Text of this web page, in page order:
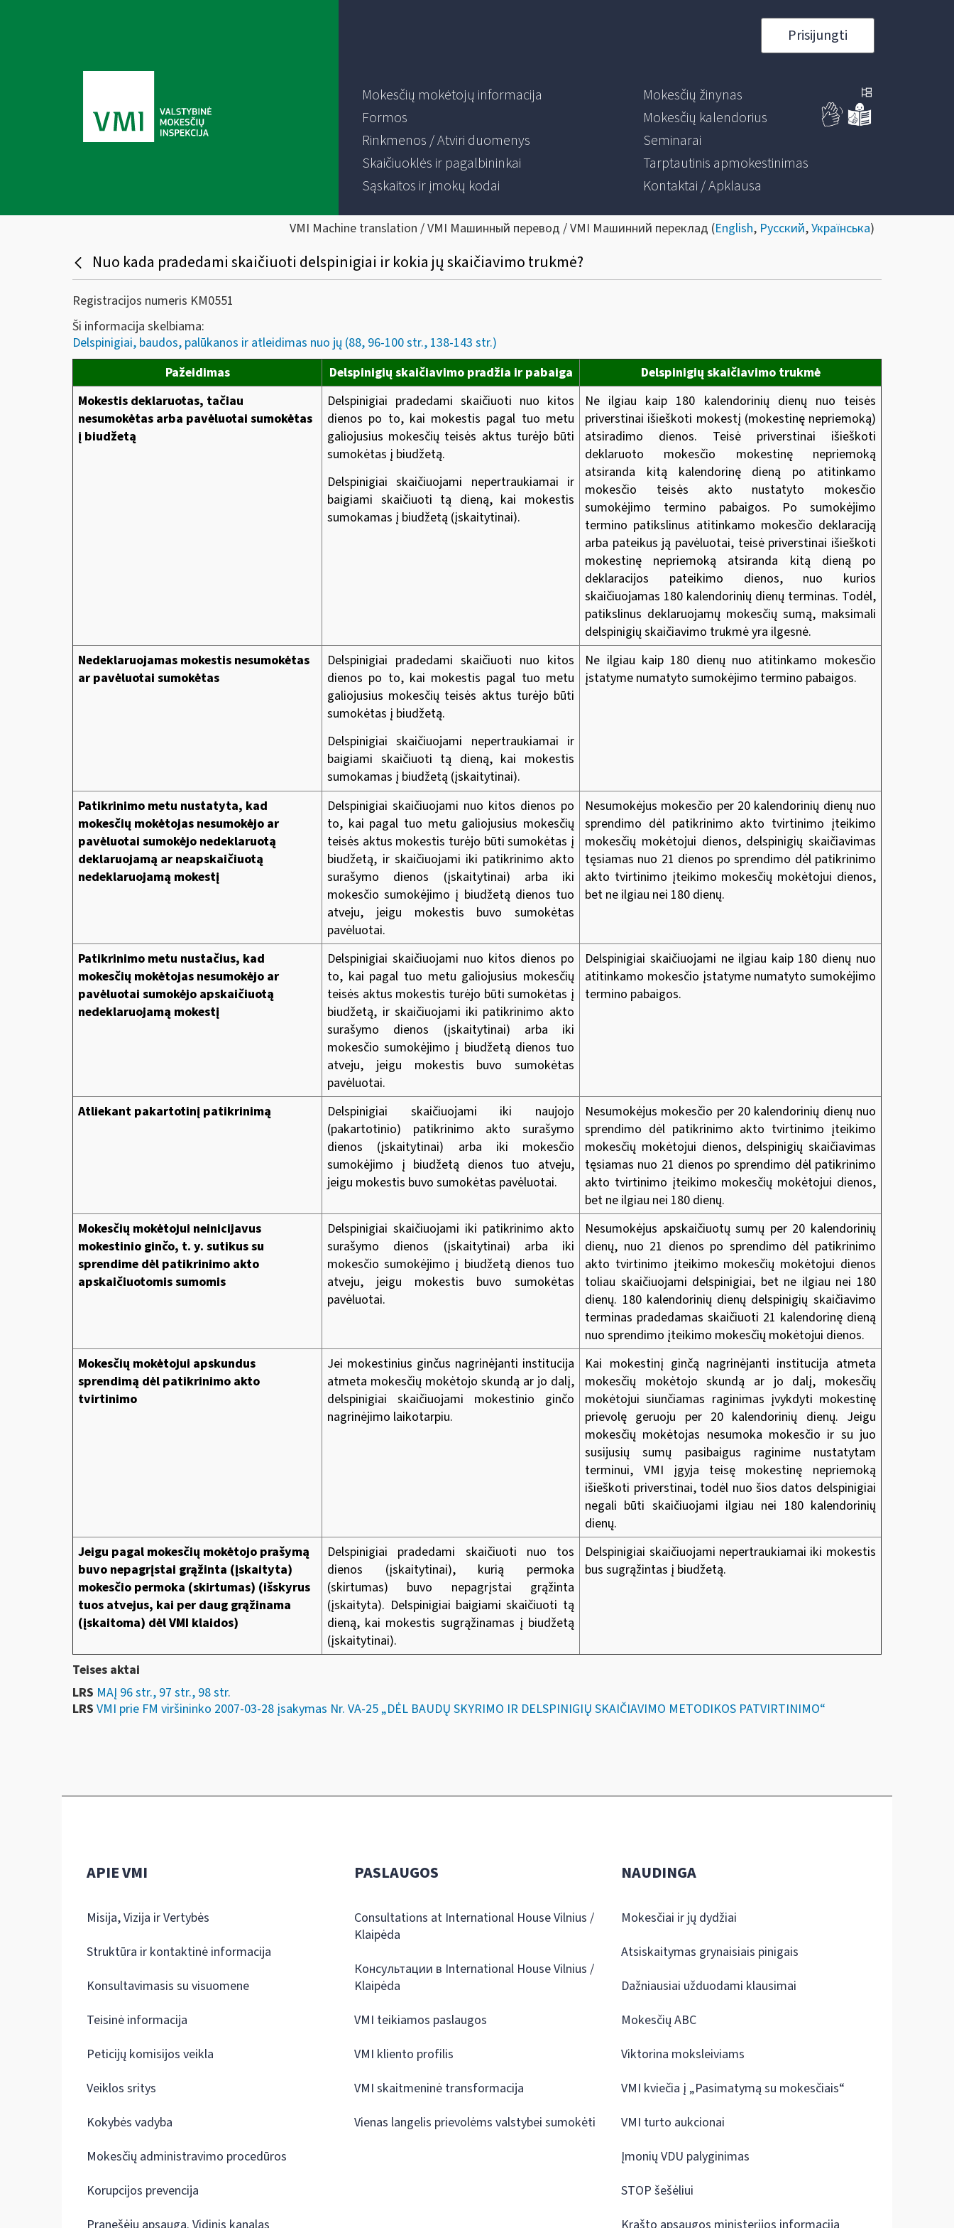
Prisijungti
Mokesčių mokėtojų informacija
Formos
Rinkmenos / Atviri duomenys
Skaičiuoklės ir pagalbininkai
Sąskaitos ir įmokų kodai
Mokesčių žinynas
Mokesčių kalendorius
Seminarai
Tarptautinis apmokestinimas
Kontaktai / Apklausa
VMI Machine translation / VMI Машинный перевод / VMI Машинний переклад (English, Русский,Українська)
Nuo kada pradedami skaičiuoti delspinigiai ir kokia jų skaičiavimo trukmė?
Registracijos numeris KM0551
Ši informacija skelbiama:
Delspinigiai, baudos, palūkanos ir atleidimas nuo jų (88, 96-100 str., 138-143 str.)
Pažeidimas
Delspinigių skaičiavimo pradžia ir pabaiga
Delspinigių skaičiavimo trukmė
Mokestis deklaruotas, tačiau
nesumokėtas arba pavėluotai sumokėtas
į biudžetą
Delspinigiai pradedami skaičiuoti nuo kitos
dienos po to, kai mokestis pagal tuo metu
galiojusius mokesčių teisės aktus turėjo būti
sumokėtas į biudžetą.
Delspinigiai skaičiuojami nepertraukiamai ir
baigiami skaičiuoti tą dieną, kai mokestis
sumokamas į biudžetą (įskaitytinai).
Ne ilgiau kaip 180 kalendorinių dienų nuo teisės
priverstinai išieškoti mokestį (mokestinę nepriemoką)
atsiradimo dienos. Teisė priverstinai išieškoti
deklaruoto mokesčio mokestinę nepriemoką
atsiranda kitą kalendorinę dieną
po atitinkamo
mokesčio teisės akto nustatyto mokesčio
sumokėjimo termino pabaigos. Po sumokėjimo
termino patikslinus atitinkamo mokesčio deklaraciją
arba pateikus ją pavėluotai, teisė priverstinai išieškoti
mokestinę nepriemoką atsiranda kitą dieną po
deklaracijos pateikimo dienos, nuo kurios
skaičiuojamas 180 kalendorinių dienų terminas. Todėl,
patikslinus deklaruojamų mokesčių sumą, maksimali
delspinigių skaičiavimo trukmė yra ilgesnė.
Nedeklaruojamas mokestis nesumokėtas
ar pavėluotai sumokėtas
Delspinigiai pradedami skaičiuoti nuo kitos
dienos po to, kai mokestis pagal tuo metu
galiojusius mokesčių teisės aktus turėjo būti
sumokėtas į biudžetą.
Delspinigiai skaičiuojami nepertraukiamai ir
baigiami skaičiuoti tą dieną, kai mokestis
sumokamas į biudžetą (įskaitytinai).
Ne ilgiau kaip 180 dienų nuo atitinkamo mokesčio
įstatyme numatyto sumokėjimo termino pabaigos.
Patikrinimo metu nustatyta, kad
mokesčių mokėtojas nesumokėjo ar
pavėluotai sumokėjo nedeklaruotą
deklaruojamą ar neapskaičiuotą
nedeklaruojamą mokestį
Delspinigiai skaičiuojami nuo kitos dienos po
to, kai pagal tuo metu galiojusius mokesčių
teisės aktus mokestis turėjo būti sumokėtas į
biudžetą, ir skaičiuojami iki patikrinimo akto
surašymo dienos (įskaitytinai) arba iki
mokesčio sumokėjimo į biudžetą dienos tuo
atveju, jeigu mokestis buvo sumokėtas
pavėluotai.
Nesumokėjus mokesčio per 20 kalendorinių dienų nuo
sprendimo dėl patikrinimo akto tvirtinimo įteikimo
mokesčių mokėtojui dienos, delspinigių skaičiavimas
tęsiamas nuo 21 dienos po sprendimo dėl patikrinimo
akto tvirtinimo įteikimo mokesčių mokėtojui dienos,
bet ne ilgiau nei 180 dienų.
Patikrinimo metu nustačius, kad
mokesčių mokėtojas nesumokėjo ar
pavėluotai sumokėjo apskaičiuotą
nedeklaruojamą mokestį
Delspinigiai skaičiuojami nuo kitos dienos po
to, kai pagal tuo metu galiojusius mokesčių
teisės aktus mokestis turėjo būti sumokėtas į
biudžetą, ir skaičiuojami iki patikrinimo akto
surašymo dienos (įskaitytinai) arba iki
mokesčio sumokėjimo į biudžetą dienos tuo
atveju, jeigu mokestis buvo sumokėtas
pavėluotai.
Delspinigiai skaičiuojami ne ilgiau kaip 180 dienų nuo
atitinkamo mokesčio įstatyme numatyto sumokėjimo
termino pabaigos.
Atliekant pakartotinį patikrinimą
Delspinigiai skaičiuojami iki naujojo
(pakartotinio) patikrinimo akto surašymo
dienos (įskaitytinai) arba iki mokesčio
sumokėjimo į biudžetą dienos tuo atveju,
jeigu mokestis buvo sumokėtas pavėluotai.
Nesumokėjus mokesčio per 20 kalendorinių dienų nuo
sprendimo dėl patikrinimo akto tvirtinimo įteikimo
mokesčių mokėtojui dienos, delspinigių skaičiavimas
tęsiamas nuo 21 dienos po sprendimo dėl patikrinimo
akto tvirtinimo įteikimo mokesčių mokėtojui dienos,
bet ne ilgiau nei 180 dienų.
Mokesčių mokėtojui neinicijavus
mokestinio ginčo, t. y. sutikus su
sprendime dėl patikrinimo akto
apskaičiuotomis sumomis
Delspinigiai skaičiuojami iki patikrinimo akto
surašymo dienos (įskaitytinai) arba iki
mokesčio sumokėjimo į biudžetą dienos tuo
atveju, jeigu mokestis buvo sumokėtas
pavėluotai.
Nesumokėjus apskaičiuotų sumų per 20 kalendorinių
dienų, nuo 21 dienos po sprendimo dėl patikrinimo
akto tvirtinimo įteikimo mokesčių mokėtojui dienos
toliau skaičiuojami delspinigiai, bet ne ilgiau nei 180
dienų. 180 kalendorinių dienų delspinigių skaičiavimo
terminas pradedamas skaičiuoti 21 kalendorinę dieną
nuo sprendimo įteikimo mokesčių mokėtojui dienos.
Mokesčių mokėtojui apskundus
sprendimą dėl patikrinimo akto
tvirtinimo
Jei mokestinius ginčus nagrinėjanti institucija
atmeta mokesčių mokėtojo skundą ar jo dalį,
delspinigiai skaičiuojami mokestinio ginčo
nagrinėjimo laikotarpiu.
Kai mokestinį ginčą nagrinėjanti institucija atmeta
mokesčių mokėtojo skundą ar jo dalį, mokesčių
mokėtojui siunčiamas raginimas įvykdyti mokestinę
prievolę geruoju per 20 kalendorinių dienų. Jeigu
mokesčių mokėtojas nesumoka mokesčio ir su juo
susijusių sumų pasibaigus raginime nustatytam
terminui, VMI įgyja teisę mokestinę nepriemoką
išieškoti priverstinai, todėl nuo šios datos delspinigiai
negali būti skaičiuojami ilgiau nei 180 kalendorinių
dienų.
Jeigu pagal mokesčių mokėtojo prašymą
buvo nepagrįstai grąžinta (įskaityta)
mokesčio permoka (skirtumas) (išskyrus
tuos atvejus, kai per daug grąžinama
(įskaitoma) dėl VMI klaidos)
Delspinigiai pradedami skaičiuoti nuo tos
dienos (įskaitytinai), kurią permoka
(skirtumas) buvo nepagrįstai grąžinta
(įskaityta). Delspinigiai baigiami skaičiuoti tą
dieną, kai mokestis sugrąžinamas į biudžetą
(įskaitytinai).
Delspinigiai skaičiuojami nepertraukiamai iki mokestis
bus sugrąžintas į biudžetą.
Teises aktai
LRS MAĮ 96 str., 97 str., 98 str.
LRS VMI prie FM viršininko 2007-03-28 įsakymas Nr. VA-25 „DĖL BAUDŲ SKYRIMO IR DELSPINIGIŲ SKAIČIAVIMO METODIKOS PATVIRTINIMO“
APIE VMI
Misija, Vizija ir Vertybės
Struktūra ir kontaktinė informacija
Konsultavimasis su visuomene
Teisinė informacija
Peticijų komisijos veikla
Veiklos sritys
Kokybės vadyba
Mokesčių administravimo procedūros
Korupcijos prevencija
PASLAUGOS
Consultations at International House Vilnius /
Klaipėda
Консультации в International House Vilnius /
Klaipėda
VMI teikiamos paslaugos
VMI kliento profilis
VMI skaitmeninė transformacija
Vienas langelis prievolėms valstybei sumokėti
NAUDINGA
Mokesčiai ir jų dydžiai
Atsiskaitymas grynaisiais pinigais
Dažniausiai užduodami klausimai
Mokesčių ABC
Viktorina moksleiviams
VMI kviečia į „Pasimatymą su mokesčiais“
VMI turto aukcionai
Įmonių VDU palyginimas
STOP šešėliui